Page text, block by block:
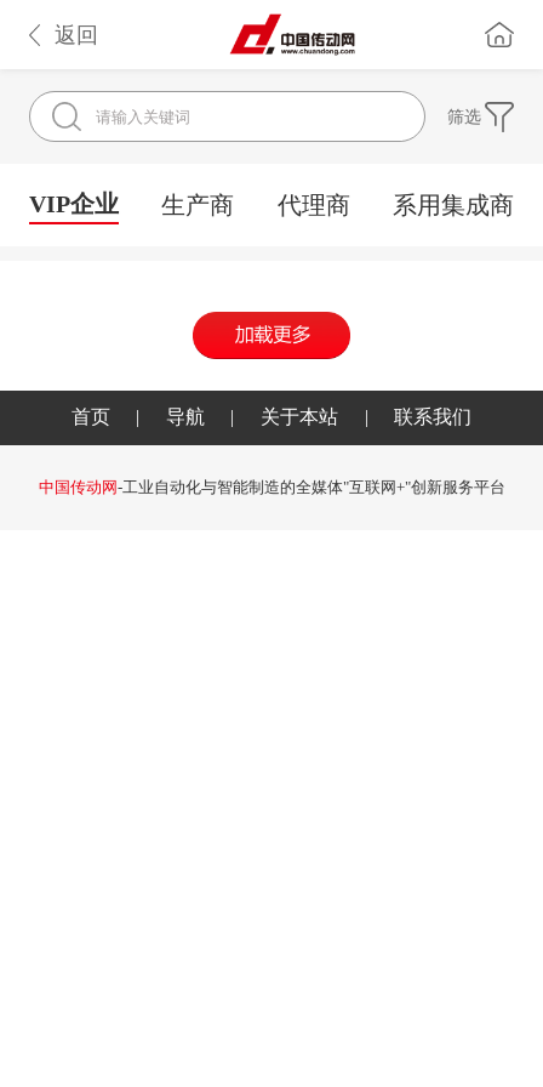
返回
筛选
VIP企业 生产商 代理商 系用集成商
首页 | 导航 | 关于本站 | 联系我们
中国传动网-工业自动化与智能制造的全媒体"互联网+"创新服务平台